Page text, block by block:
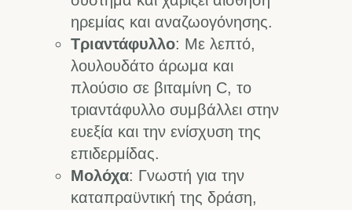
ηρεμίας και αναζωογόνησης.
Τριαντάφυλλο: Με λεπτό,
λουλουδάτο άρωμα και
πλούσιο σε βιταμίνη C, το
τριαντάφυλλο συμβάλλει στην
ευεξία και την ενίσχυση της
επιδερμίδας.
Μολόχα: Γνωστή για την
καταπραϋντική της δράση,